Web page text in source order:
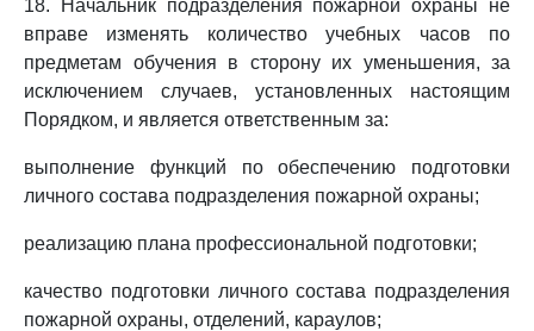
18. Начальник подразделения пожарной охраны не
вправе изменять количество учебных часов по
предметам обучения в сторону их уменьшения, за
исключением случаев, установленных настоящим
Порядком, и является ответственным за:
выполнение функций по обеспечению подготовки
личного состава подразделения пожарной охраны;
реализацию плана профессиональной подготовки;
качество подготовки личного состава подразделения
пожарной охраны, отделений, караулов;